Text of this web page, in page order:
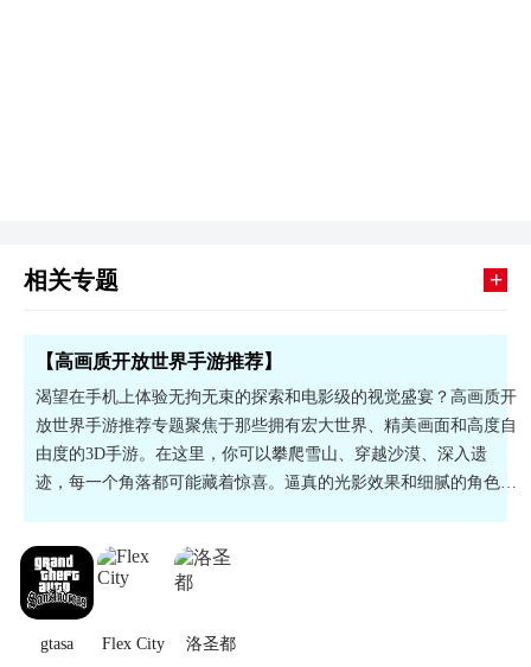
相关专题 +
【高画质开放世界手游推荐】
渴望在手机上体验无拘无束的探索和电影级的视觉盛宴？高画质开
放世界手游推荐专题聚焦于那些拥有宏大世界、精美画面和高度自
由度的3D手游。在这里，你可以攀爬雪山、穿越沙漠、深入遗
迹，每一个角落都可能藏着惊喜。逼真的光影效果和细腻的角色建
gtasa Flex City 洛圣都